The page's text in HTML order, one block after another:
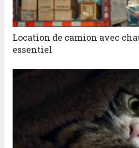
Location de camion avec
essentiel